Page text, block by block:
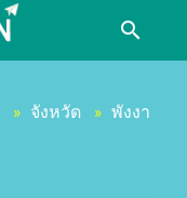
search
» จังหวัด » พังงา